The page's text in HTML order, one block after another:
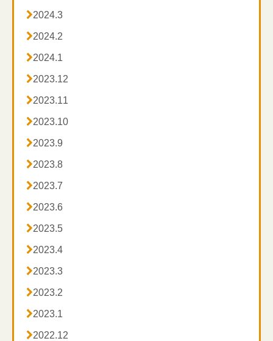
2024.3
2024.2
2024.1
2023.12
2023.11
2023.10
2023.9
2023.8
2023.7
2023.6
2023.5
2023.4
2023.3
2023.2
2023.1
2022.12